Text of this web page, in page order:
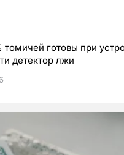
готовы при
детектор лжи